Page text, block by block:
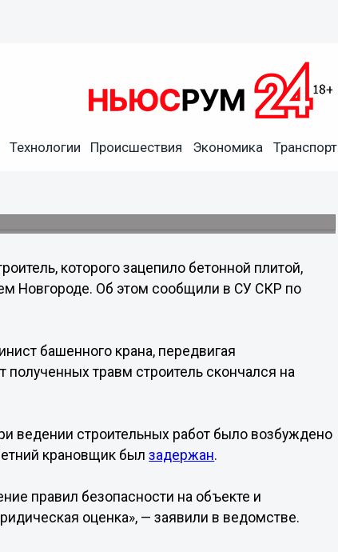
Технологии Происшествия Экономика Транспорт
спорткомплекса на
которого зацепило бетонной плитой,
Новгороде. Об этом сообщили в СУ СКР по
башенного крана, передвигая
травм строитель скончался на
ведении строительных работ было возбуждено
крановщик былзадержан.
правил безопасности на объекте и
оценка», — заявили в ведомстве.